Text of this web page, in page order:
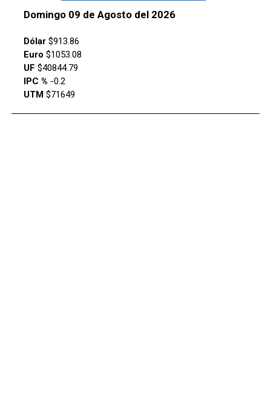
Domingo 09 de Agosto del 2026
Dólar$913.86
Euro $1053.08
UF $40844.79
IPC % -0.2
UTM$71649